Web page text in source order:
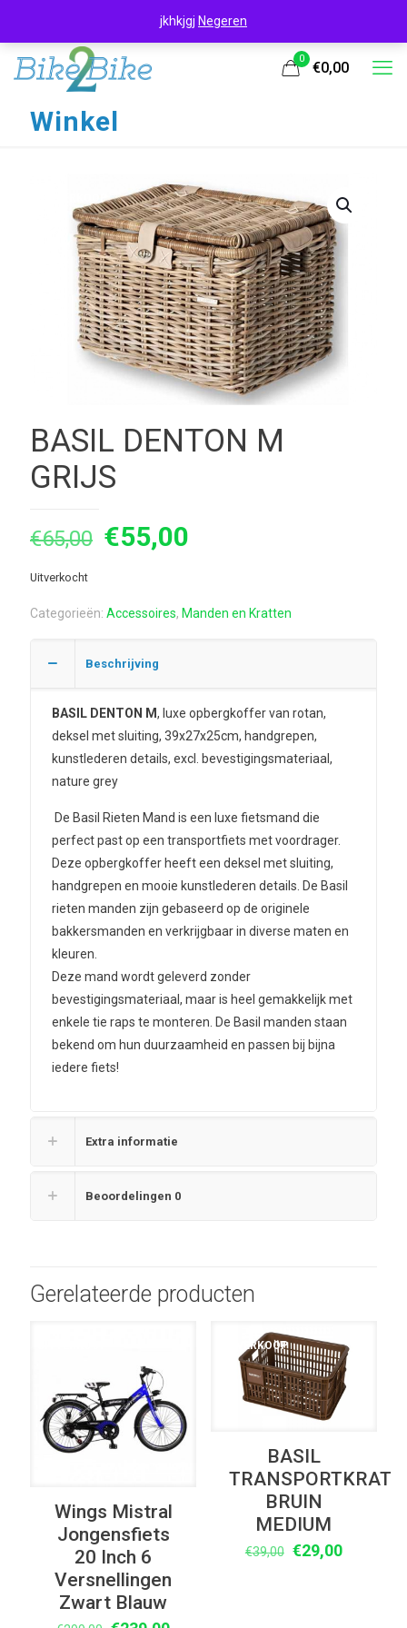
0
€0,00
Winkel
UITVERKOOP
BASIL DENTON M
GRIJS
€65,00 Oorspronkelijke
€65,00.
€55,00
€55,00.
Uitverkocht
Categorieën: Accessoires, Manden en Kratten
Beschrijving
BASIL DENTON M, luxe opbergkoffer van rotan,
deksel met sluiting, 39x27x25cm, handgrepen,
kunstlederen details, excl. bevestigingsmateriaal,
nature grey
De Basil Rieten Mand is een luxe fietsmand die
perfect past op een transportfiets met voordrager.
Deze opbergkoffer heeft een deksel met sluiting,
handgrepen en mooie kunstlederen details. De Basil
rieten manden zijn gebaseerd op de originele
bakkersmanden en verkrijgbaar in diverse maten en
kleuren.
Deze mand wordt geleverd zonder
bevestigingsmateriaal, maar is heel gemakkelijk met
enkele tie raps te monteren. De Basil manden staan
bekend om hun duurzaamheid en passen bij bijna
iedere fiets!
Extra informatie
Beoordelingen 0
Gerelateerde producten
Wings Mistral
Jongensfiets
20 Inch 6
Versnellingen
Zwart Blauw
UITVERKOOP
BASIL
TRANSPORTKRAT
BRUIN
MEDIUM
€39,00 Oorspronkelijke
€29,00Huidige
jkhkjgj Negeren